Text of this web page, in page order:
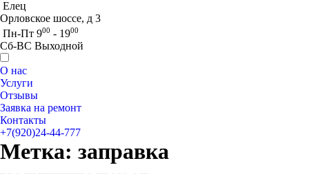
Елец
Орловское шоссе, д 3
Пн-Пт 900 - 1900
Сб-ВС Выходной
О нас
Услуги
Отзывы
Заявка на ремонт
Контакты
+7(920)24-44-777
Метка: заправка